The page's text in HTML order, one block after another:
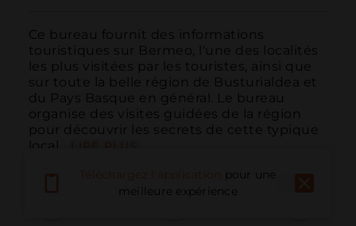
Ce bureau fournit des informations
touristiques sur Bermeo, l'une des localités
les plus visitées par les touristes, ainsi que
sur toute la belle région de Busturialdea et
du Pays Basque en général. Le bureau
organise des visites guidées de la région
pour découvrir les secrets de cette typique
local...
pour une
meilleure expérience